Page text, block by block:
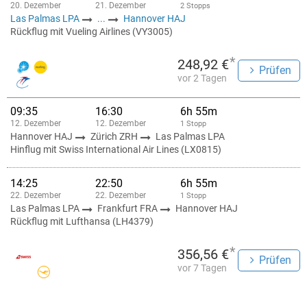
20. Dezember 21. Dezember 2 Stopps
Las Palmas LPA ...
Hannover HAJ
Rückflug mit Vueling Airlines (VY3005)
248,92 €*
vor 2 Tagen
Prüfen
09:35
12. Dezember
16:30
12. Dezember
6h 55m
1 Stopp
Hannover HAJ Zürich ZRH
Las Palmas LPA
Hinflug mit Swiss International Air Lines (LX0815)
14:25
22. Dezember
22:50
22. Dezember
6h 55m
1 Stopp
Las Palmas LPA Frankfurt FRA
Hannover HAJ
Rückflug mit Lufthansa (LH4379)
356,56 €*
vor 7 Tagen
Prüfen